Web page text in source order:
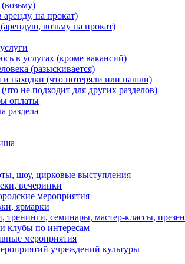
аренду, на прокат)
возьму на прокат)
в услугах (кроме вакансий)
(разыскивается)
и находки (что потеряли или нашли)
(что не подходит для других разделов)
оплаты
раздела
шоу, цирковые выступления
вечеринки
мероприятия
ярмарки
тренинги, семинары, мастер-классы,
клубы по интересам
мероприятия
учреждений культуры